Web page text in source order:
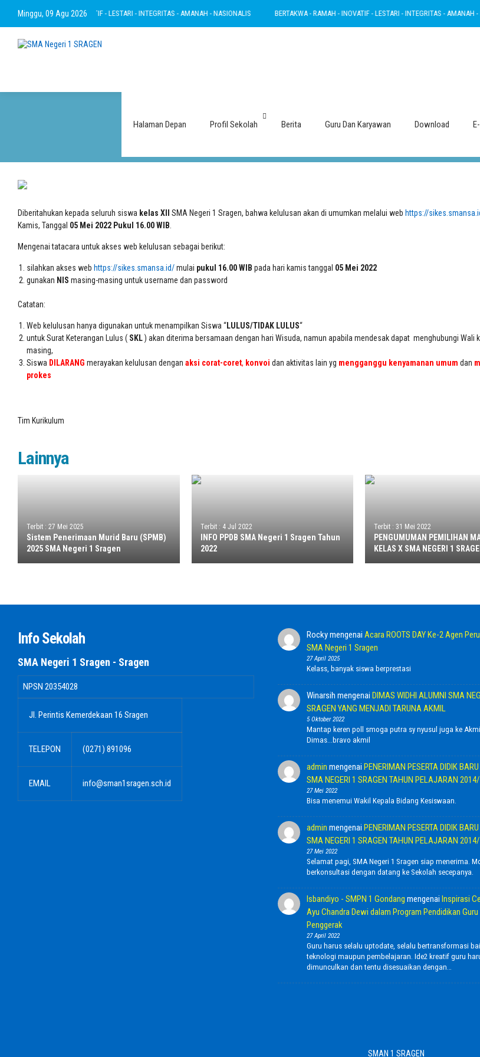
Minggu, 09 Agu 2026
- RAMAH - INOVATIF - LESTARI - INTEGRITAS - AMANAH - NASIONALIS BERTAKWA - RAMAH - INOVATIF - LESTARI - INTEGRITAS - AMANAH -
Halaman Depan Profil Sekolah Berita Guru Dan Karyawan Download
Pengumuman Kelulusan Siswa Kelas XII
Diberitahukan kepada seluruh siswa kelas XII SMA Negeri 1 Sragen, bahwa kelulusan akan di umumkan melalui web https://
Kamis, Tanggal 05 Mei 2022 Pukul 16.00 WIB
Mengenai tatacara untuk akses web kelulusan sebagai berikut:
silahkan akses web https://sikes.smansa.id/mulai pukul 16.00 WIB pada hari kamis tanggal 05 Mei 2022
gunakan NIS masing-masing untuk username dan password
Catatan:
Web kelulusan hanya digunakan untuk menampilkan Siswa “LULUS/TIDAK LULUS“
untuk Surat Keterangan Lulus ( SKL) akan diterima bersamaan dengan hari Wisuda, namun apabila mendesak dapat menghubungi Wali
masing,
Siswa DILARANG merayakan kelulusan dengan aksi corat-coret, konvoi dan aktivitas lain yg mengganggu kenyamanan umum dan
prokes
Tim Kurikulum
Lainnya
Terbit : 27 Mei 2025
Sistem Penerimaan Murid Baru (SPMB)
2025 SMA Negeri 1 Sragen
Terbit : 4 Jul 2022
INFO PPDB SMA Negeri 1 Sragen Tahun
2022
Terbit : 31 Mei 2022
PENGUMUMAN PEMILIHAN
KELAS X SMA NEGERI 1
Info Sekolah
SMA Negeri 1 Sragen - Sragen
NPSN 20354028
Jl. Perintis Kemerdekaan 16 Sragen
TELEPON (0271) 891096
EMAIL info@sman1sragen.sch.id
RockymengenaiAcara ROOTS DAY Ke-2 Agen
SMA Negeri 1 Sragen
27 April 2025
Kelass, banyak siswa berprestasi
Winarsih mengenaiDIMAS WIDHI ALUMNI SMA
SRAGEN YANG MENJADI TARUNA AKMIL
5 Oktober 2022
Mantap keren poll smoga putra sy nyusul juga ke
Dimas...bravo akmil
admin mengenaiPENERIMAN PESERTA DIDIK
SMA NEGERI 1 SRAGEN TAHUN PELAJARAN
27 Mei 2022
Bisa menemui Wakil Kepala Bidang Kesiswaan.
admin mengenaiPENERIMAN PESERTA DIDIK
SMA NEGERI 1 SRAGEN TAHUN PELAJARAN
27 Mei 2022
Selamat pagi, SMA Negeri 1 Sragen siap menerima.
berkonsultasi dengan datang ke Sekolah secepanya.
Isbandiyo - SMPN 1 Gondang mengenaiInspirasi
Ayu Chandra Dewi dalam Program Pendidikan Guru
Penggerak
27 April 2022
Guru harus selalu uptodate, selalu bertransformasi
teknologi maupun pembelajaran. Ide2 kreatif guru
dimunculkan dan tentu disesuaikan dengan…
SMAN 1 SRAGEN